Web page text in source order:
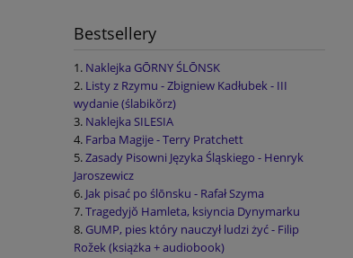
Bestsellery
Naklejka GŌRNY ŚLŌNSK
Listy z Rzymu - Zbigniew Kadłubek - III
wydanie (ślabikŏrz)
Naklejka SILESIA
Farba Magije - Terry Pratchett
Zasady Pisowni Języka Śląskiego - Henryk
Jaroszewicz
Jak pisać po ślōnsku - Rafał Szyma
Tragedyjŏ Hamleta, ksiyncia Dynymarku
GUMP, pies który nauczył ludzi żyć - Filip
Rožek (książka + audiobook)